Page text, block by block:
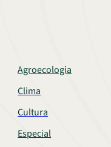
Agroecologia
Clima
Cultura
Especial